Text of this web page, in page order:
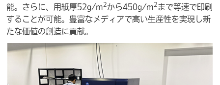
能。さらに、用紙厚52g/m2から450g/m2まで等速で印刷
することが可能。豊富なメディアで高い生産性を実現し新
たな価値の創造に貢献。